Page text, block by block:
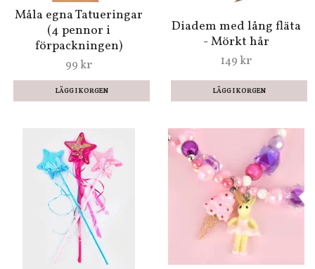
Måla egna Tatueringar
(4 pennor i
förpackningen)
99 kr
Diadem med lång fläta
- Mörkt hår
149 kr